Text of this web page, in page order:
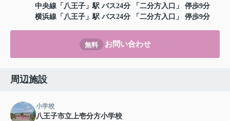
中央線 「 八王子 」駅 バス24分 「二分方入口」 停歩9分
横浜線 「 八王子 」駅 バス24分 「二分方入口」 停歩9分
無料 お問い合わせ
周辺施設
小学校
八王子市立上壱分方小学校